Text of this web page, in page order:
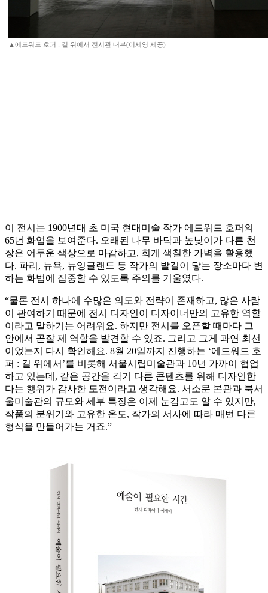
▲에드워드 호퍼 : 길 위에서 전시관 내부(이세영 제공)
이 전시는 1900년대 초 미국 현대미술 작가 에드워드 호퍼의
65년 화업을 보여준다. 오래된 나무 바닥과 높낮이가 다른 천
장은 어두운 색상으로 마감하고, 희게 색칠한 가벽을 활용했
다. 파리, 뉴욕, 뉴잉글랜드 등 작가의 발길이 닿는 장소마다 변
하는 화법에 집중할 수 있도록 주의를 기울였다.
“물론 전시 하나에 수많은 의도와 전략이 존재하고, 많은 사람
이 관여하기 때문에 전시 디자인이 디자이너만의 고유한 역할
이라고 말하기는 어려워요. 하지만 전시를 오픈할 때마다 그
안에서 곧잘 제 역할을 발견할 수 있죠. 그리고 그게 과연 최선
이었는지 다시 확인해요. 8월 20일까지 진행하는 ‘에드워드 호
퍼 : 길 위에서’를 비롯해 서울시립미술관과 10년 가까이 협업
하고 있는데, 같은 공간을 각기 다른 콘텐츠를 위해 디자인한
다는 행위가 감사한 도전이라고 생각해요. 서소문 본관과 북서
울미술관의 규모와 세부 특징은 이제 눈감고도 알 수 있지만,
작품의 분위기와 고유한 온도, 작가의 서사에 따라 매번 다른
형식을 만들어가는 거죠.”